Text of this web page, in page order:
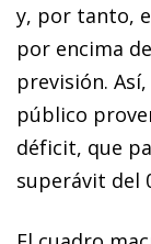
y, por tanto,
por encima
previsión.
público
déficit, que
superávit del